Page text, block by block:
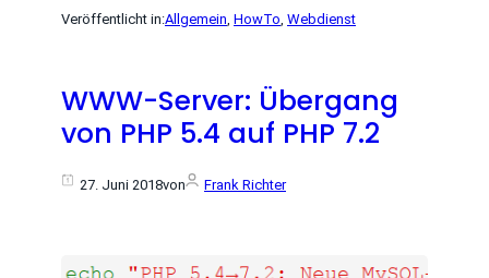
Veröffentlicht in:Allgemein HowTo Webdienst
WWW-Server: Übergang
von PHP 5.4 auf PHP 7.2
27. Juni 2018von Frank Richter